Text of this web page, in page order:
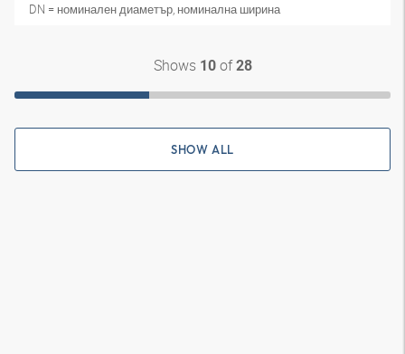
DN = номинален диаметър, номинална ширина
Shows 10of28
SHOW ALL